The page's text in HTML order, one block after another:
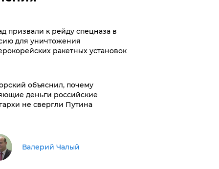
призвали к рейду спецназа в
для уничтожения
ракетных установок
объяснил, почему
деньги российские
не свергли Путина
Валерий Чалый